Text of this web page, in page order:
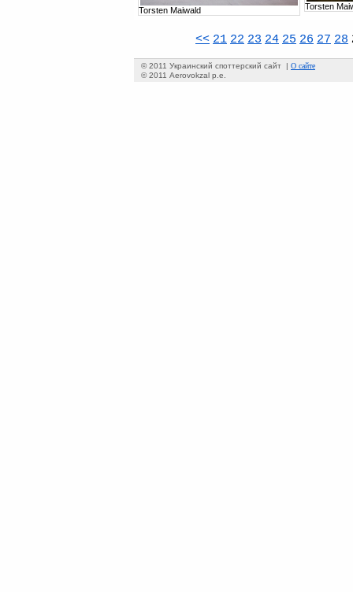
Torsten Maiwald Torsten
<< 21 22 23 24 25 26 27 28
© 2011 Украинский споттерский сайт | О сайте
© 2011 Aerovokzal p.e.